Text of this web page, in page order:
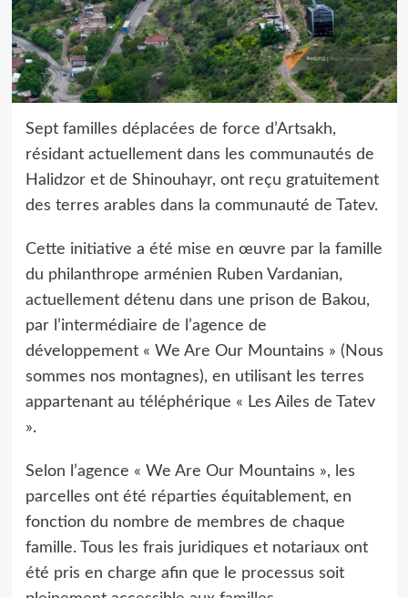
Sept familles déplacées de force d’Artsakh,
résidant actuellement dans les communautés de
Halidzor et de Shinouhayr, ont reçu gratuitement
des terres arables dans la communauté de Tatev.
Cette initiative a été mise en œuvre par la famille
du philanthrope arménien Ruben Vardanian,
actuellement détenu dans une prison de Bakou,
par l’intermédiaire de l’agence de
développement « We Are Our Mountains » (Nous
sommes nos montagnes), en utilisant les terres
appartenant au téléphérique « Les Ailes de Tatev
».
Selon l’agence « We Are Our Mountains », les
parcelles ont été réparties équitablement, en
fonction du nombre de membres de chaque
famille. Tous les frais juridiques et notariaux ont
été pris en charge afin que le processus soit